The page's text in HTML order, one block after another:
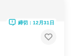
締切：12月31日